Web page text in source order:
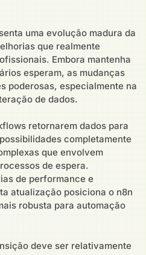
uma evolução madura da
que realmente
Embora mantenha
esperam, as mudanças
poderosas, especialmente na
de dados.
retornarem dados para
completamente
que envolvem
de espera.
de performance e
atualização posiciona o n8n
robusta para automação
deve ser relativamente